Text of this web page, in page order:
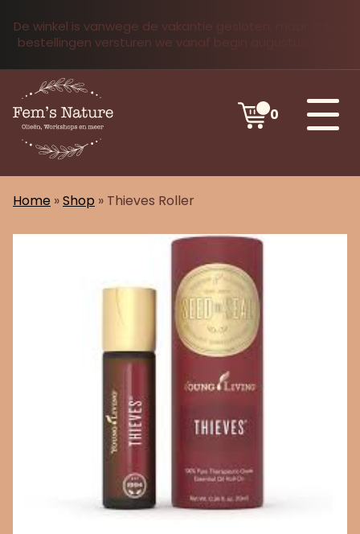
De winkel is vanwege de vakantie gesloten, maar online
bestellingen versturen we vanaf begin augustus weer.
0
Home »Shop » Thieves Roller